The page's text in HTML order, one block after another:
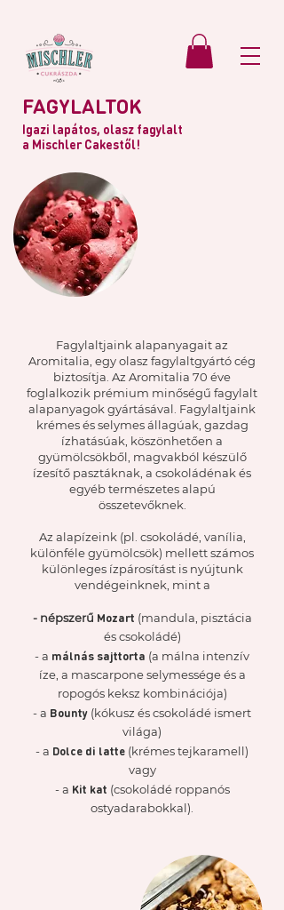
FAGYLALTOK
Igazi lapátos, olasz fagylalt
a Mischler Cakestől!
Fagylaltjaink alapanyagait az
Aromitalia, egy olasz fagylaltgyártó cég
biztosítja. Az Aromitalia 70 éve
foglalkozik prémium minőségű fagylalt
alapanyagok gyártásával. Fagylaltjaink
krémes és selymes állagúak, gazdag
ízhatásúak, köszönhetően a
gyümölcsökből, magvakból készülő
ízesítő pasztáknak, a csokoládénak és
egyéb természetes alapú
összetevőknek.
Az alapízeink (pl. csokoládé, vanília,
különféle gyümölcsök) mellett számos
különleges ízpárosítást is nyújtunk
vendégeinknek, mint a
- népszerű Mozart (mandula, pisztácia
és csokoládé)
- a málnás sajttorta (a málna intenzív
íze, a mascarpone selymessége és a
ropogós keksz kombinációja)
- a Bounty (kókusz és csokoládé ismert
világa)
- a Dolce di latte (krémes tejkaramell)
vagy
- a Kit kat (csokoládé roppanós
ostyadarabokkal).